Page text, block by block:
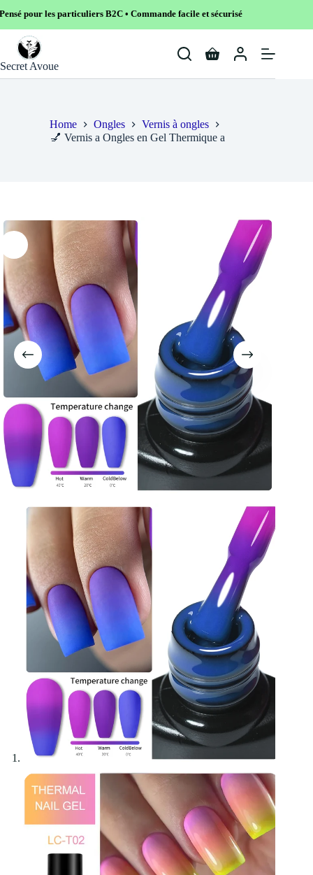
B2C • Commande facile et sécurisé
content
Secret Avoue
Shopping
Home Ongles
Vernis à ongles
💅 Vernis a Ongles en Gel Thermique a